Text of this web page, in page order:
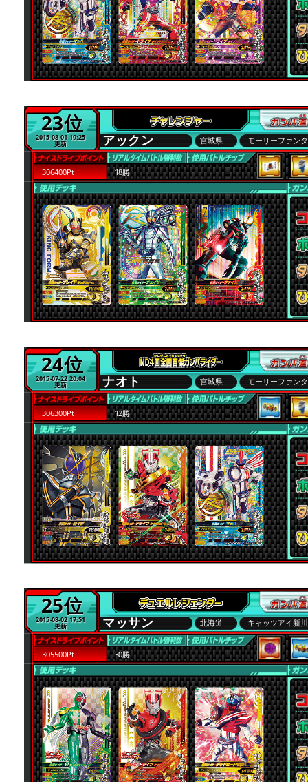
23位
2015-08-01 19:25
更新 アックン 宮城県 モーリーファン
306400Pt 18勝
24位
2015-07-22 20:04
更新 ナオト 宮城県 モーリーファン
306300Pt 12勝
25位
2015-08-02 17:51
更新 マッサン 北海道 キャッツアイ新
305500Pt 30勝